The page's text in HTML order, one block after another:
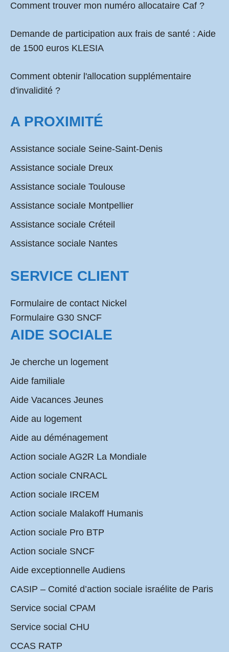
Comment trouver mon numéro allocataire Caf ?
Demande de participation aux frais de santé : Aide
de 1500 euros KLESIA
Comment obtenir l'allocation supplémentaire
d'invalidité ?
A PROXIMITÉ
Assistance sociale Seine-Saint-Denis
Assistance sociale Dreux
Assistance sociale Toulouse
Assistance sociale Montpellier
Assistance sociale Créteil
Assistance sociale Nantes
SERVICE CLIENT
Formulaire de contact Nickel
Formulaire G30 SNCF
AIDE SOCIALE
Je cherche un logement
Aide familiale
Aide Vacances Jeunes
Aide au logement
Aide au déménagement
Action sociale AG2R La Mondiale
Action sociale CNRACL
Action sociale IRCEM
Action sociale Malakoff Humanis
Action sociale Pro BTP
Action sociale SNCF
Aide exceptionnelle Audiens
CASIP – Comité d’action sociale israélite de Paris
Service social CPAM
Service social CHU
CCAS RATP